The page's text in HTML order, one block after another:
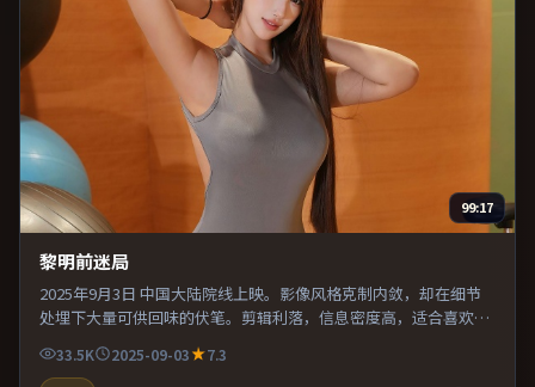
99:17
黎明前迷局
2025年9月3日 中国大陆院线上映。影像风格克制内敛，却在细节
处埋下大量可供回味的伏笔。剪辑利落，信息密度高，适合喜欢烧
脑与推理的观众。既有类型片爽感，也保留作者表达，口碑潜力不
俗。
33.5K 2025-09-03
7.3